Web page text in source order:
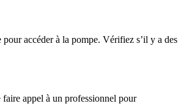
accéder à la pompe. Vérifiez s’il y a des
faire appel à un professionnel pour